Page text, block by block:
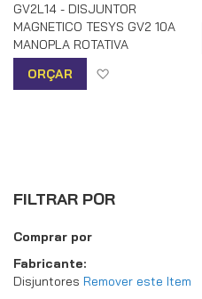
GV2L14 - DISJUNTOR
MAGNETICO TESYS GV2 10A
MANOPLA ROTATIVA
ORÇAR
FILTRAR POR
Comprar por
Fabricante
Disjuntores Remover este Item